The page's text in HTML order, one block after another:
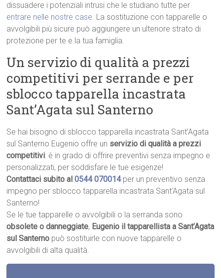
dissuadere i potenziali intrusi che le studiano tutte per
entrare nelle nostre case. La sostituzione con tapparelle o
avvolgibili più sicure può aggiungere un ulteriore strato di
protezione per te e la tua famiglia.
Un servizio di qualità a prezzi
competitivi per serrande e per
sblocco tapparella incastrata
Sant’Agata sul Santerno
Se hai bisogno di sblocco tapparella incastrata Sant’Agata
sul Santerno Eugenio offre un servizio di qualità a prezzi
competitivi: è in grado di offrire preventivi senza impegno e
personalizzati, per soddisfare le tue esigenze!
Contattaci subito al0544 070014 per un preventivo senza
impegno per sblocco tapparella incastrata Sant’Agata sul
Santerno!
Se le tue tapparelle o avvolgibili o la serranda sono
obsolete o danneggiate, Eugenio il tapparellista a Sant’Agata
sul Santerno può sostituirle con nuove tapparelle o
avvolgibili di alta qualità.